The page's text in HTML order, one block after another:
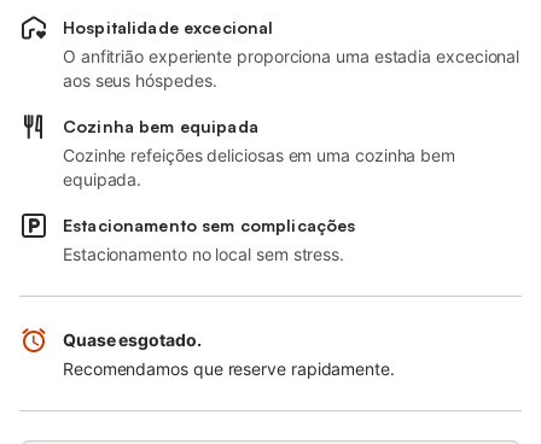
Hospitalidade excecional
O anfitrião experiente proporciona uma estadia excecional
aos seus hóspedes.
Cozinha bem equipada
Cozinhe refeições deliciosas em uma cozinha bem
equipada.
Estacionamento sem complicações
Estacionamento no local sem stress.
Quase esgotado.
Recomendamos que reserve rapidamente.